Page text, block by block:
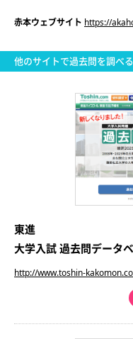
赤本ウェブサイト https://
他のサイトで過去問を調べる
東進
大学入試 過去問データ
http://www.toshin-